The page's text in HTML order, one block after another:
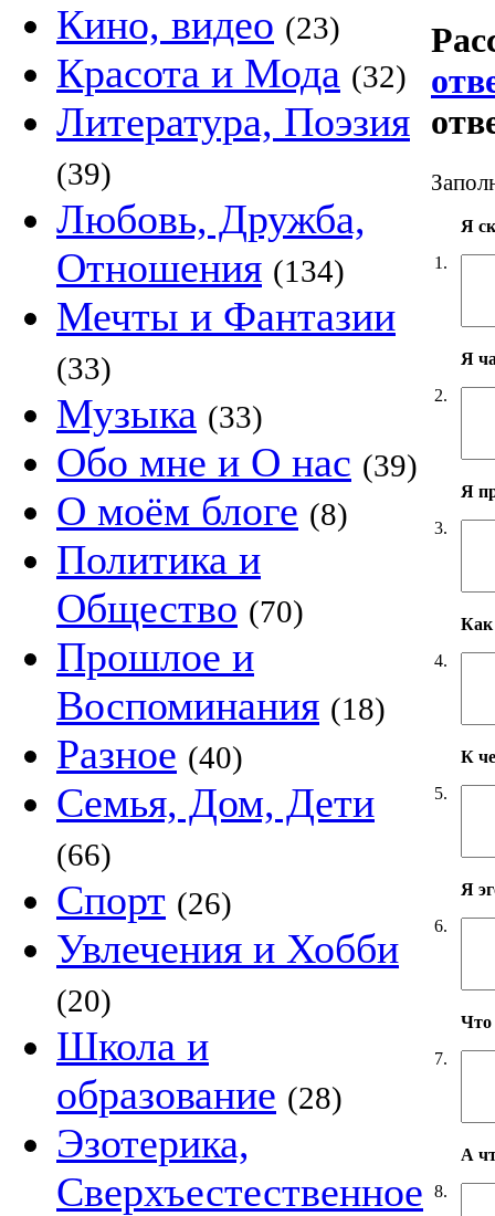
Кино, видео (23)
Красота и Мода (32)
Литература, Поэзия
(39)
Любовь, Дружба,
Отношения (134)
Мечты и Фантазии
(33)
Музыка (33)
Обо мне и О нас (39)
О моём блоге (8)
Политика и
Общество (70)
Прошлое и
Воспоминания (18)
Разное (40)
Семья, Дом, Дети
(66)
Спорт (26)
Увлечения и Хобби
(20)
Школа и
образование (28)
Эзотерика,
Сверхъестественное
1.
Я
2.
Я
3.
Я
4.
Как
5.
К
6.
Я
7.
Что
8.
А